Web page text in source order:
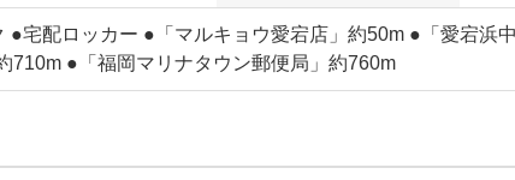
●宅配ロッカー ●「マルキョウ愛宕店」約50m ●「愛宕浜
710m ●「福岡マリナタウン郵便局」約760m